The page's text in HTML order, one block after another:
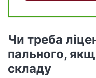
Чи треба
пального,
складу